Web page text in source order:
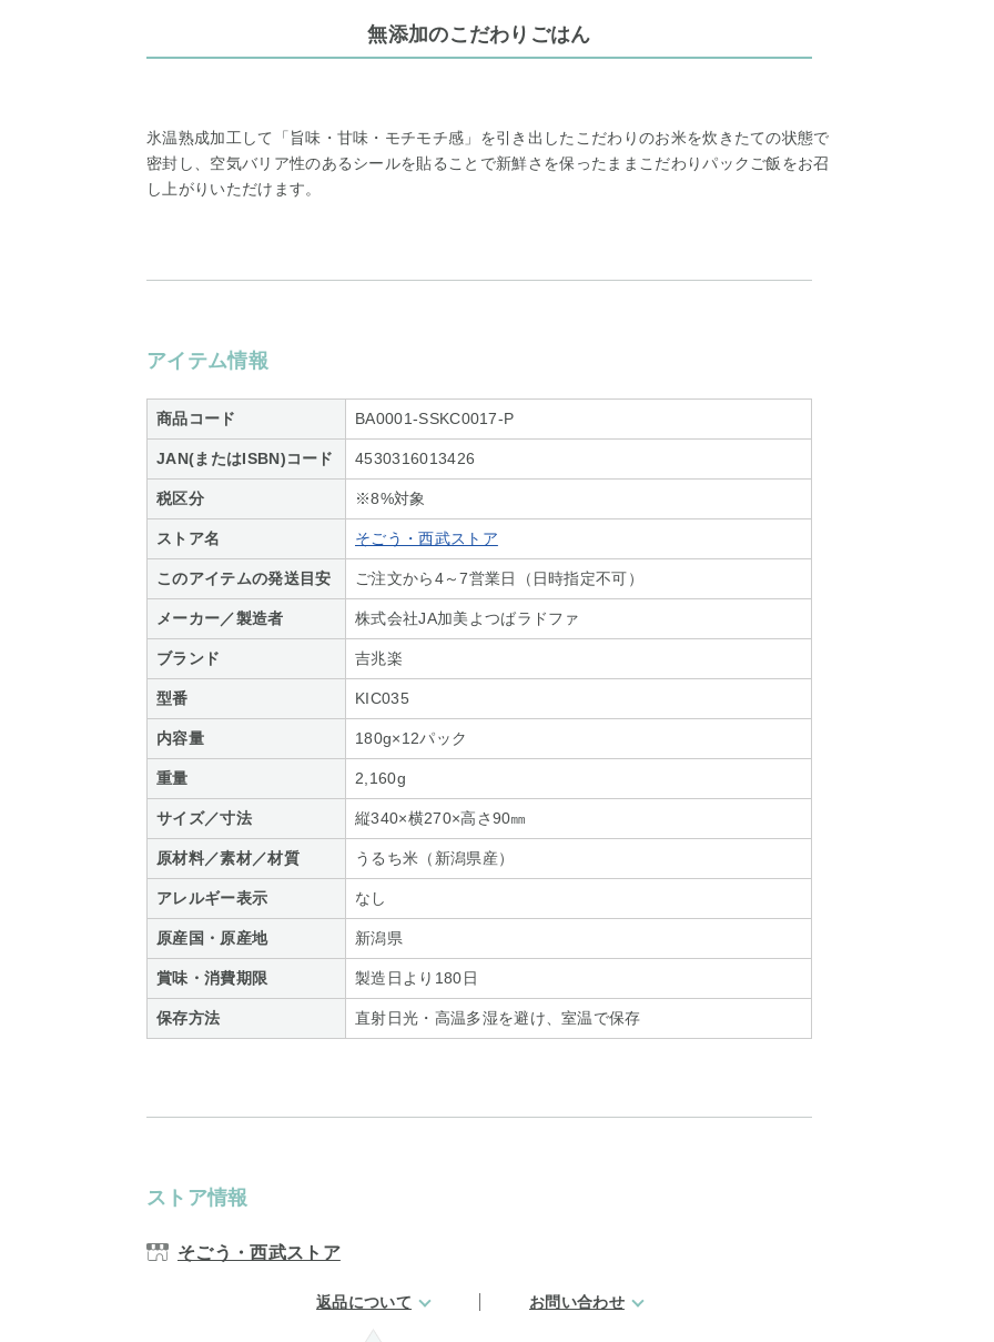
無添加のこだわりごはん
氷温熟成加工して「旨味・甘味・モチモチ感」を引き出したこだわりのお米を炊きたての状態で
密封し、空気バリア性のあるシールを貼ることで新鮮さを保ったままこだわりパックご飯をお召
し上がりいただけます。
アイテム情報
商品コード BA0001-SSKC0017-P
JAN(またはISBN)コード 4530316013426
税区分 ※8%対象
ストア名 そごう・西武ストア
このアイテムの発送目安 ご注文から4～7営業日（日時指定不可）
メーカー／製造者 株式会社JA加美よつばラドファ
ブランド 吉兆楽
型番 KIC035
内容量 180g×12パック
重量 2,160g
サイズ／寸法 縦340×横270×高さ90㎜
原材料／素材／材質 うるち米（新潟県産）
アレルギー表示 なし
原産国・原産地 新潟県
賞味・消費期限 製造日より180日
保存方法 直射日光・高温多湿を避け、室温で保存
ストア情報
そごう・西武ストア
返品について お問い合わせ